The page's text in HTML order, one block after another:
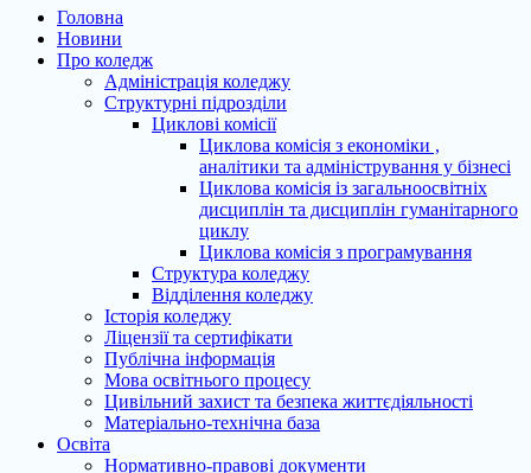
Головна
Новини
Про коледж
Адміністрація коледжу
Структурні підрозділи
Циклові комісії
Циклова комісія з економіки ,
аналітики та адміністрування у бізнесі
Циклова комісія із загальноосвітніх
дисциплін та дисциплін гуманітарного
циклу
Циклова комісія з програмування
Структура коледжу
Відділення коледжу
Історія коледжу
Ліцензії та сертифікати
Публічна інформація
Мова освітнього процесу
Цивільний захист та безпека життєдіяльності
Матеріально-технічна база
Освіта
Нормативно-правові документи